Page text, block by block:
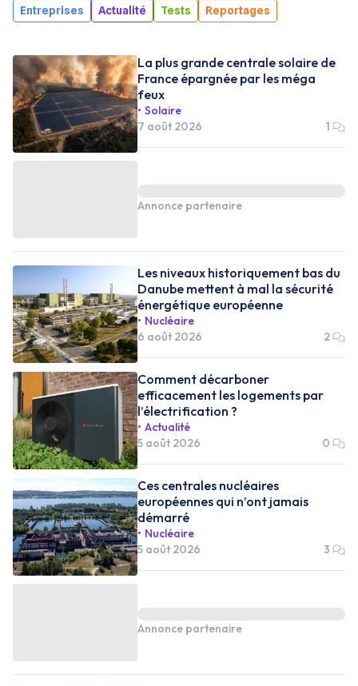
Entreprises Actualité Tests Reportages
La plus grande centrale solaire de
France épargnée par les méga
feux
Solaire
7 août 2026
1
Annonce partenaire
Les niveaux historiquement bas du
Danube mettent à mal la sécurité
énergétique européenne
Nucléaire
6 août 2026
2
Comment décarboner
efficacement les logements par
l’électrification ?
Actualité
5 août 2026
0
Ces centrales nucléaires
européennes qui n’ont jamais
démarré
Nucléaire
5 août 2026
3
Annonce partenaire